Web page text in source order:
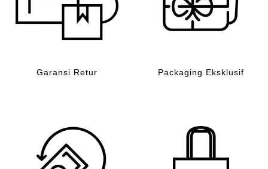
Garansi Retur Packaging Eksklusif